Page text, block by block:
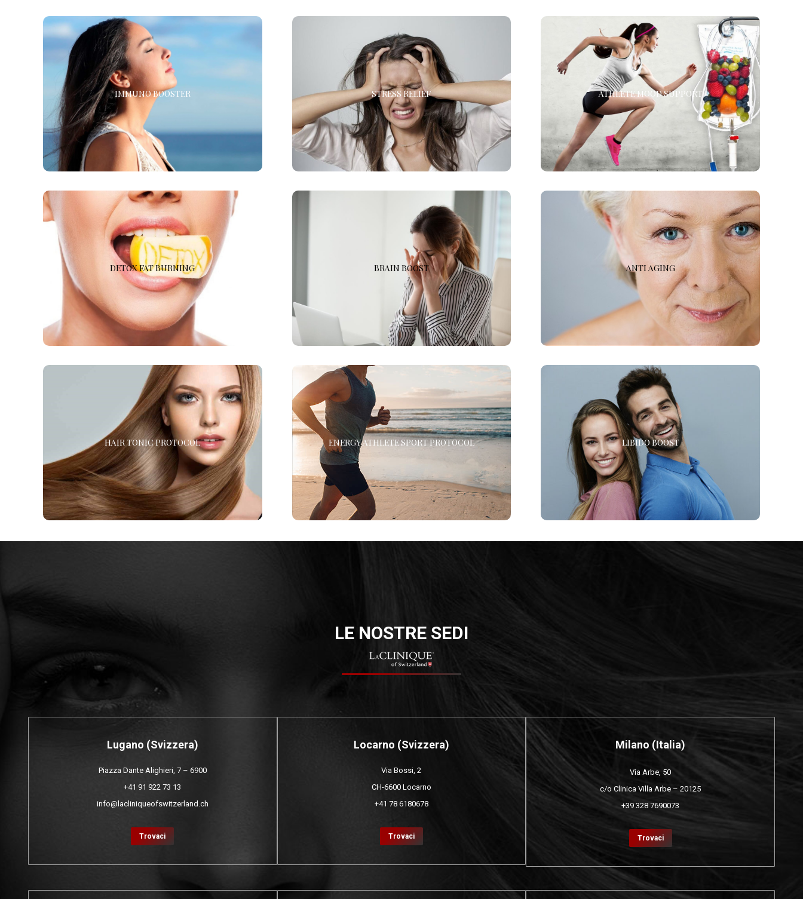
IMMUNO BOOSTER
IMMUNO BOOSTER
Questo trattamento aiuta a mantenere in piena efficienza
le varie componenti del nostro sistema immunitario
sensibile a variazioni stagionali, alterazioni sonno-
veglia, stress, disbiosi intestinale e attività fisica
estenuante.
DETOX FAT BURNING
DETOX FAT BURNING
Consigliata in tutte quelle condizioni di rilevante lavoro
metabolico come in casi di esposizione
all’inquinamento, fegato grasso, sovrappeso, uso di
farmaci e alcool. Aiuta a detossificare il corpo e a
prevenire i segni dell’invecchiamento.
HAIR TONIC PROTOCOL
HAIR TONIC PROTOCOL
Sostieni la crescita dei tuoi capelli dall’interno con HAIR
TONIC PROTOCOL contenente biotina, lisina e una
miscela unica di integratori. La biotina è nota per
stimolare la produzione di cheratina nei capelli per una
minore rottura, promuovendo capelli più forti e pieni.
STRESS RELIEF
STRESS RELIEF
Raccomandata in tutti quei casi in cui frenetici ritmi di
vita determinano cali di energia, affaticamento,
irritabilità, alterazioni del sonno e dello stile di vita.
Un’infusione di principi attivi per un riequilibrio del
sistema neuroendocrino.
BRAIN BOOST
BRAIN BOOST
Questa combinazione contiene L-Carnitina, un
amminoacido e un potente antiossidante che attraversa
la barriera emato-encefalica e supporta un flusso
sanguigno sano al cervello per una produttività e
concentrazione migliore.
ENERGY ATHLETE SPORT PROTOCOL
ENERGY ATHLETE SPORT PROTOCOL
Non solo ti aiuta a idratarti correttamente prima
dell’esercizio, ma fornisce anche i minerali, gli
antiossidanti e gli elettroliti di cui hai bisogno per
recuperare rapidamente dopo.
ATHLETE MOOD SUPPORT
ATHLETE MOOD SUPPORT
Indicata soprattutto per coloro che praticano attività
sportiva, ideale per compensare eventuali carenze
nutrizionali di vitamine e oligoelementi e per velocizzare
il recupero fisico.
ANTI AGING
ANTI AGING
Il nostro trattamento IV anti-età con fluidi essenziali,
antiossidanti antietà e altri nutrienti fornisce una
protezione duratura dai danni UV, rughe, tossine e
secchezza.
LIBIDO BOOST
LIBIDO BOOST
LIBIDO BOOST funziona a livello cellulare, fornendo
formulazioni personalizzate di vitamine e minerali per
rilassare i vasi sanguigni, aumentare il flusso sanguigno
e avere un effetto naturalmente stimolante sulla libido.
LE NOSTRE SEDI
Lugano (Svizzera)
Piazza Dante Alighieri, 7 – 6900
+41 91 922 73 13
info@lacliniqueofswitzerland.ch
Trovaci
Locarno (Svizzera)
Via Bossi, 2
CH-6600 Locarno
+41 78 6180678
Trovaci
Milano (Italia)
Via Arbe, 50
c/o Clinica Villa Arbe – 20125
+39 328 7690073
Trovaci